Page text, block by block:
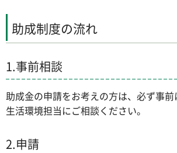
助成制度の流れ
1.事前相談
助成金の申請をお考えの方は、必ず事
生活環境担当にご相談ください。
2.申請